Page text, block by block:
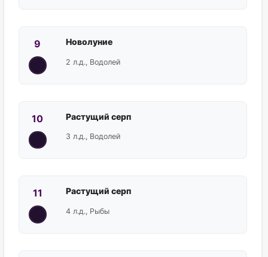
9 Новолуние
2 л.д., Водолей
10 Растущий серп
3 л.д., Водолей
11 Растущий серп
4 л.д., Рыбы